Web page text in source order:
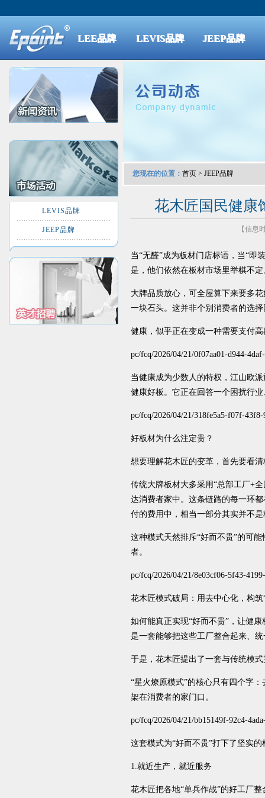
LEE品牌 LEVIS品牌 JEEP品牌
LEVIS品牌
JEEP品牌
您现在的位置： 首页 > JEEP品牌
花木匠国民健康
【信息
当“无醛”成为板材门店标语，当“即
是，他们依然在板材市场里举棋不定
大牌品质放心，可全屋算下来要多
一块石头。这并非个别消费者的选
健康，似乎正在变成一种需要支付
pc/fcq/2026/04/21/0f07aa01-d944-
当健康成为少数人的特权，江山欧
健康好板。它正在回答一个困扰行
pc/fcq/2026/04/21/318fe5a5-f07f-43f8-
好板材为什么注定贵？
想要理解花木匠的变革，首先要看
传统大牌板材大多采用“总部工厂+
达消费者家中。这条链路的每一环
付的费用中，相当一部分其实并不
这种模式天然排斥“好而不贵”的可
者。
pc/fcq/2026/04/21/8e03cf06-5f43-
花木匠模式破局：用去中心化，构
如何能真正实现“好而不贵”，让健
是一套能够把这些工厂整合起来、
于是，花木匠提出了一套与传统模
“星火燎原模式”的核心只有四个字
架在消费者的家门口。
pc/fcq/2026/04/21/bb15149f-92c4-
这套模式为“好而不贵”打下了坚实的
1.就近生产，就近服务
花木匠把各地“单兵作战”的好工厂